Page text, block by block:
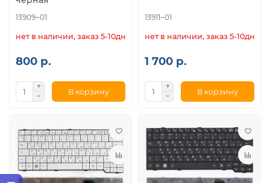
13909~01
нет в наличии, заказ 5-10дн.
800 р.
В корзину
13911~01
нет в наличии, заказ 5-10дн.
1 700 р.
В корзину